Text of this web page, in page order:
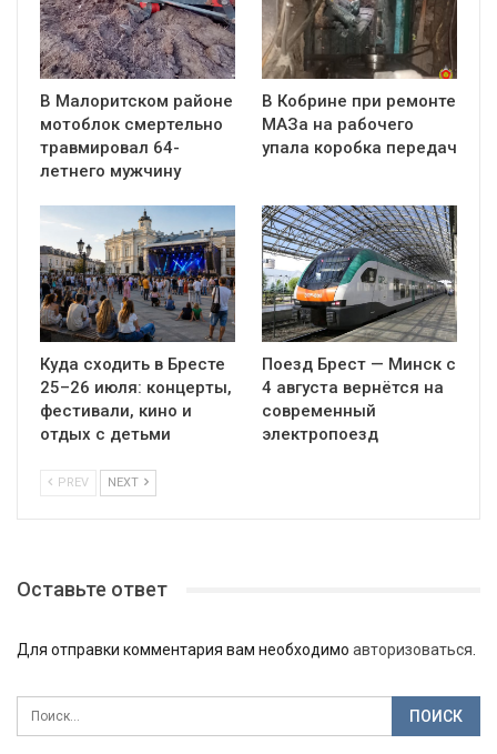
В Малоритском районе
мотоблок смертельно
травмировал 64-
летнего мужчину
В Кобрине при ремонте
МАЗа на рабочего
упала коробка передач
Куда сходить в Бресте
25–26 июля: концерты,
фестивали, кино и
отдых с детьми
Поезд Брест — Минск с
4 августа вернётся на
современный
электропоезд
PREV NEXT
Оставьте ответ
Для отправки комментария вам необходимо авторизоваться.